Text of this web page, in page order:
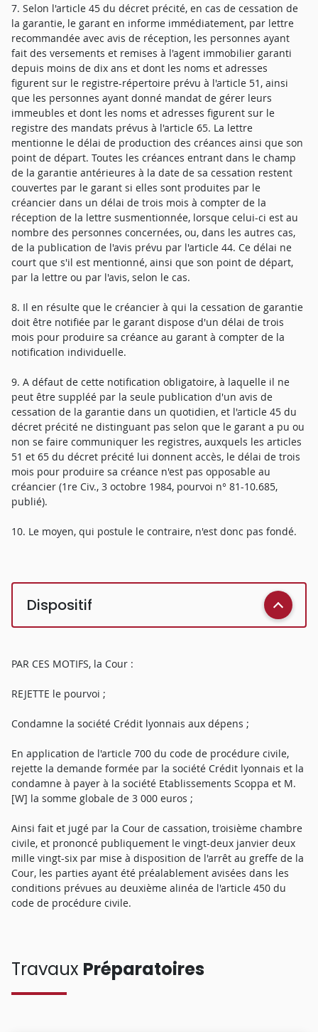
7. Selon l'article 45 du décret précité, en cas de cessation de
la garantie, le garant en informe immédiatement, par lettre
recommandée avec avis de réception, les personnes ayant
fait des versements et remises à l'agent immobilier garanti
depuis moins de dix ans et dont les noms et adresses
figurent sur le registre-répertoire prévu à l'article 51, ainsi
que les personnes ayant donné mandat de gérer leurs
immeubles et dont les noms et adresses figurent sur le
registre des mandats prévus à l'article 65. La lettre
mentionne le délai de production des créances ainsi que son
point de départ. Toutes les créances entrant dans le champ
de la garantie antérieures à la date de sa cessation restent
couvertes par le garant si elles sont produites par le
créancier dans un délai de trois mois à compter de la
réception de la lettre susmentionnée, lorsque celui-ci est au
nombre des personnes concernées, ou, dans les autres cas,
de la publication de l'avis prévu par l'article 44. Ce délai ne
court que s'il est mentionné, ainsi que son point de départ,
par la lettre ou par l'avis, selon le cas.
8. Il en résulte que le créancier à qui la cessation de garantie
doit être notifiée par le garant dispose d'un délai de trois
mois pour produire sa créance au garant à compter de la
notification individuelle.
9. A défaut de cette notification obligatoire, à laquelle il ne
peut être suppléé par la seule publication d'un avis de
cessation de la garantie dans un quotidien, et l'article 45 du
décret précité ne distinguant pas selon que le garant a pu ou
non se faire communiquer les registres, auxquels les articles
51 et 65 du décret précité lui donnent accès, le délai de trois
mois pour produire sa créance n'est pas opposable au
créancier (1re Civ., 3 octobre 1984, pourvoi n° 81-10.685,
publié).
10. Le moyen, qui postule le contraire, n'est donc pas fondé.
Dispositif
PAR CES MOTIFS, la Cour :
REJETTE le pourvoi ;
Condamne la société Crédit lyonnais aux dépens ;
En application de l'article 700 du code de procédure civile,
rejette la demande formée par la société Crédit lyonnais et la
condamne à payer à la société Etablissements Scoppa et M.
[W] la somme globale de 3 000 euros ;
Ainsi fait et jugé par la Cour de cassation, troisième chambre
civile, et prononcé publiquement le vingt-deux janvier deux
mille vingt-six par mise à disposition de l'arrêt au greffe de la
Cour, les parties ayant été préalablement avisées dans les
conditions prévues au deuxième alinéa de l'article 450 du
code de procédure civile.
Travaux Préparatoires